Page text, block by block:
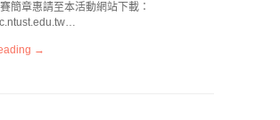
簡章惠請至本活動網站下載：
→